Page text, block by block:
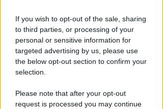
If you wish to opt-out of the sale, sharing
to third parties, or processing of your
personal or sensitive information for
targeted advertising by us, please use
the below opt-out section to confirm your
selection.
Please note that after your opt-out
request is processed you may continue
EPISODI FUORI E NON DI CLIENTI
Chiusura Red Devil. Legali del
da "Suburra"